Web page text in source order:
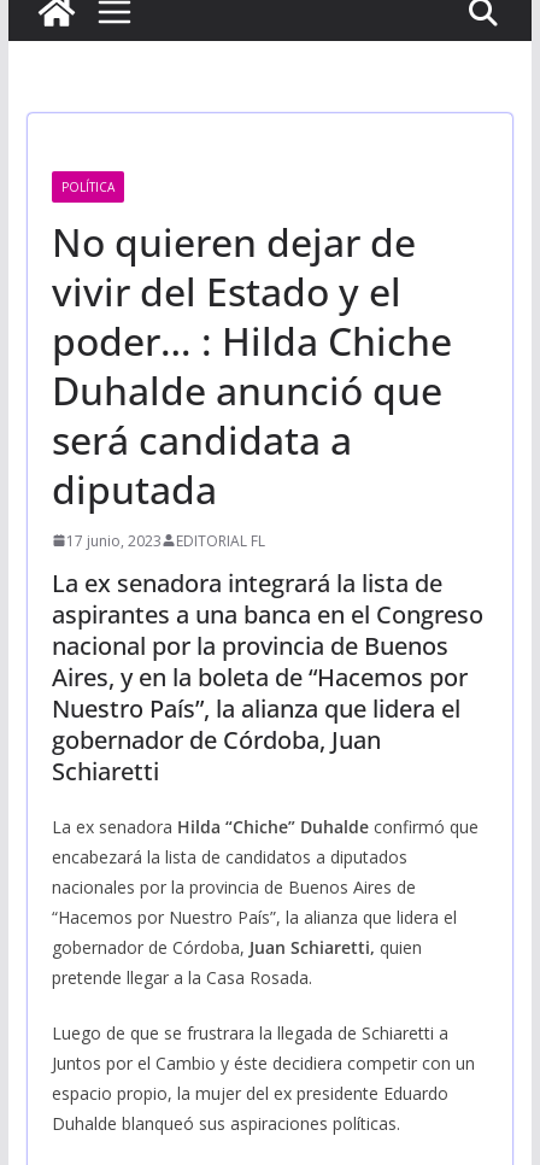
POLÍTICA
No quieren dejar de
vivir del Estado y el
poder… : Hilda Chiche
Duhalde anunció que
será candidata a
diputada
17 junio, 2023 EDITORIAL FL
La ex senadora integrará la lista de
aspirantes a una banca en el Congreso
nacional por la provincia de Buenos
Aires, y en la boleta de “Hacemos por
Nuestro País”, la alianza que lidera el
gobernador de Córdoba, Juan
Schiaretti
La ex senadora Hilda “Chiche” Duhaldeconfirmó que
encabezará la lista de candidatos a diputados
nacionales por la provincia de Buenos Aires de
“Hacemos por Nuestro País”, la alianza que lidera el
gobernador de Córdoba, Juan Schiaretti, quien
pretende llegar a la Casa Rosada.
Luego de que se frustrara la llegada de Schiaretti a
Juntos por el Cambio y éste decidiera competir con un
espacio propio, la mujer del ex presidente Eduardo
Duhalde blanqueó sus aspiraciones políticas.